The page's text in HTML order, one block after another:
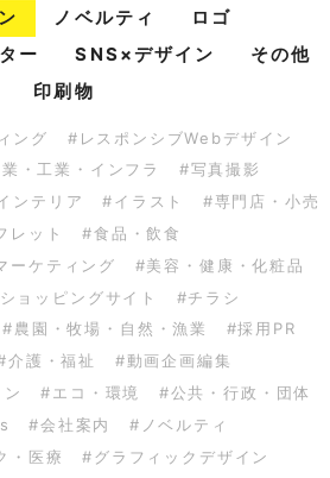
ノベルティ
ロゴ
ー
SNS×デザイン
その他
印刷物
ング
#レスポンシブWebデザイン
・工業・インフラ
#写真撮影
ンテリア
#イラスト
#専門店・小売
レット
#食品・飲食
ーケティング
#美容・健康・化粧品
ョッピングサイト
#チラシ
#農園・牧場・自然・漁業
#採用PR
介護・福祉
#動画企画編集
#エコ・環境
#公共・行政・団体
#会社案内
#ノベルティ
・医療
#グラフィックデザイン